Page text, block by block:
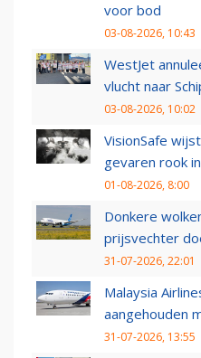
voor bod
03-08-2026, 10:43
WestJet
vlucht naar
03-08-2026, 10:02
VisionSafe
gevaren rook
01-08-2026, 8:00
Donkere
prijsvechter
31-07-2026, 22:01
Malaysia
aangehouden
31-07-2026, 13:55